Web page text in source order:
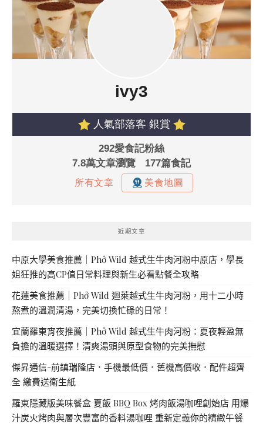
近期文章
中原大學美食推薦｜Phở Wild 越式生牛肉河粉中原店，學長
姐狂推的高CP值日常料理與新生必看點餐全攻略
花蓮美食推薦｜Phở Wild 迴萊越式生牛肉河粉，用十二小時
熬煮的溫潤清湯，完美切換忙碌的日常！
宜蘭羅東宵夜推薦｜Phở Wild 越式生牛肉河粉：夏夜輕盈無
負擔的溫暖選擇！清爽湯頭與原型食物的完美撫慰
傑昇通信-前鎮瑞隆店．手機最低價．舊機高價收．配件超齊
全 繳費送衛生紙
羅東隱藏版美味餐盒 夏飯 BBQ Box 烤肉飯湯咖哩創始店 用爆
汁炭火烤肉與層次豐富的香料湯咖哩 重新定義你的精緻午餐